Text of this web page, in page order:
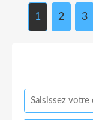
1 2 3